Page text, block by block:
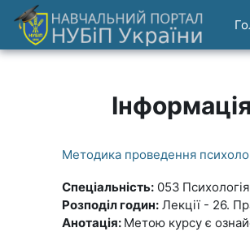
Перейти до головного вмісту
Методика проведення
Спеціальність: 053
Розподіл годин: Лекції - 26.
Анотація: Метою курсу є